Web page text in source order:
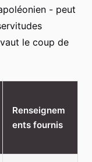
- peut
le coup de
Renseignem
ents fournis